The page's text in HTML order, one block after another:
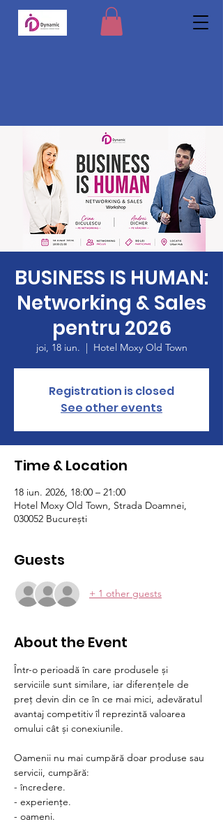
BUSINESS IS HUMAN:
Networking & Sales
pentru 2026
joi, 18 iun.
  |
Hotel Moxy Old Town
Registration is closed
See other events
Time & Location
18 iun. 2026, 18:00 – 21:00
Hotel Moxy Old Town, Strada Doamnei,
030052 București
Guests
+ 1 other guests
About the Event
Într-o perioadă în care produsele și
serviciile sunt similare, iar diferențele de
preț devin din ce în ce mai mici, adevăratul
avantaj competitiv îl reprezintă valoarea
omului cât și conexiunile.
Oamenii nu mai cumpără doar produse sau
servicii, cumpără:
- încredere.
- experiențe.
- oameni.